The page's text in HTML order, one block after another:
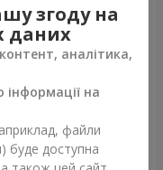
у коробці "Білий шовк"
Замовити
згоду на
даних
аналітика,
на
файли
буде доступна